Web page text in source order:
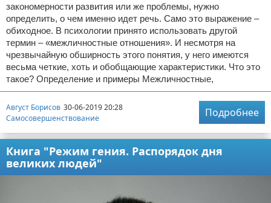
закономерности развития или же проблемы, нужно
определить, о чем именно идет речь. Само это выражение –
обиходное. В психологии принято использовать другой
термин – «межличностные отношения». И несмотря на
чрезвычайную обширность этого понятия, у него имеются
весьма четкие, хоть и обобщающие характеристики. Что это
такое? Определение и примеры Межличностные,
Август Борисов 30-06-2019 20:28
Самосовершенствование
Подробнее
Книга "Режим гения. Распорядок дня
великих людей"